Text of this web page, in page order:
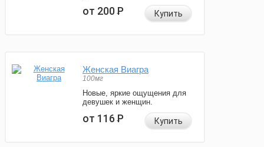
от 200Р Купить
Женская Виагра
100мг
Новые, яркие ощущения для
девушек и женщин.
от 116Р Купить